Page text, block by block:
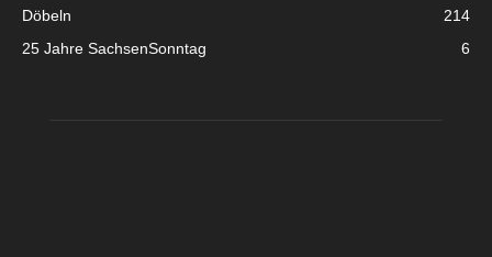
Döbeln
214
25 Jahre SachsenSonntag
6